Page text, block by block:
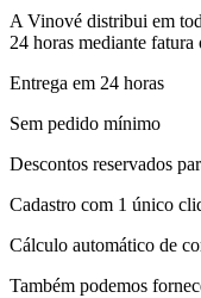
A Vinové distribui em
24 horas mediante fatura
Entrega em 24 horas
Sem pedido mínimo
Descontos reservados
Cadastro com 1 único
Cálculo automático de
Também podemos